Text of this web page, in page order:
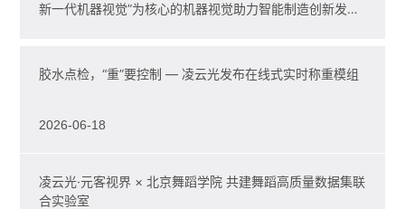
新一代机器视觉”为核心的机器视觉助力智能制造创新发展
胶水点检，“重”要控制 — 凌云光发布在线式实时称重模组
2026-06-18
凌云光·元客视界 × 北京舞蹈学院 共建舞蹈高质量数据集联
合实验室